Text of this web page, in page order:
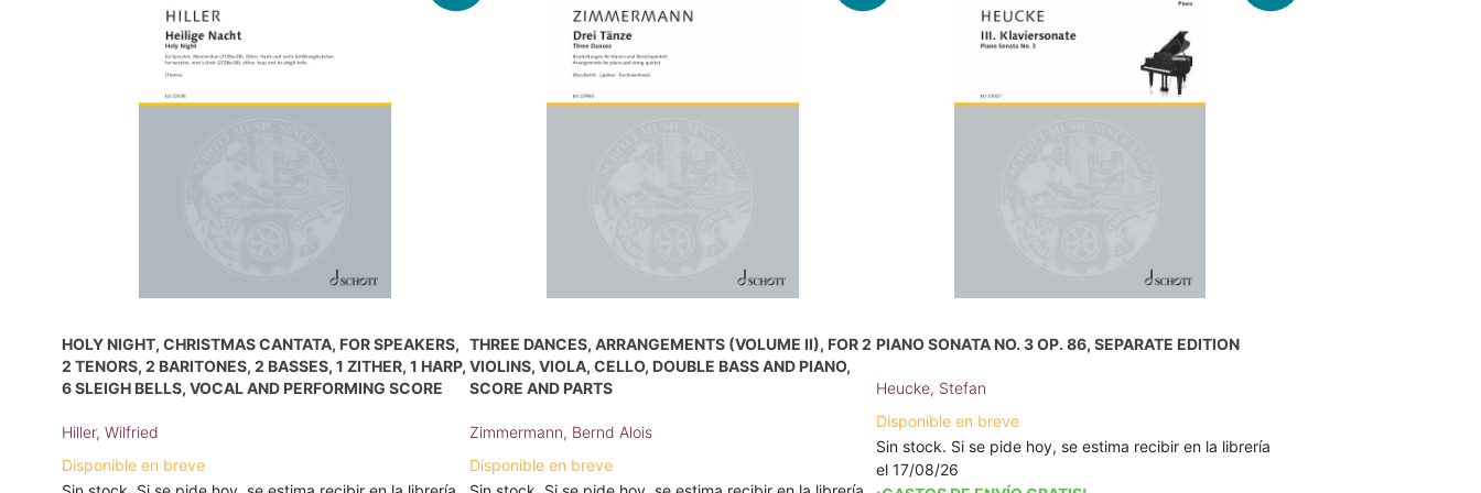
HOLY NIGHT, CHRISTMAS CANTATA, FOR SPEAKERS,
2 TENORS, 2 BARITONES, 2 BASSES, 1 ZITHER, 1 HARP,
6 SLEIGH BELLS, VOCAL AND PERFORMING SCORE
Hiller, Wilfried
Disponible en breve
THREE DANCES, ARRANGEMENTS (VOLUME II), FOR 2
VIOLINS, VIOLA, CELLO, DOUBLE BASS AND PIANO,
SCORE AND PARTS
Zimmermann, Bernd Alois
Disponible en breve
PIANO SONATA NO. 3 OP. 86, SEPARATE EDITION
Heucke, Stefan
Disponible en breve
Sin stock. Si se pide hoy, se estima recibir en la librería
el 17/08/26